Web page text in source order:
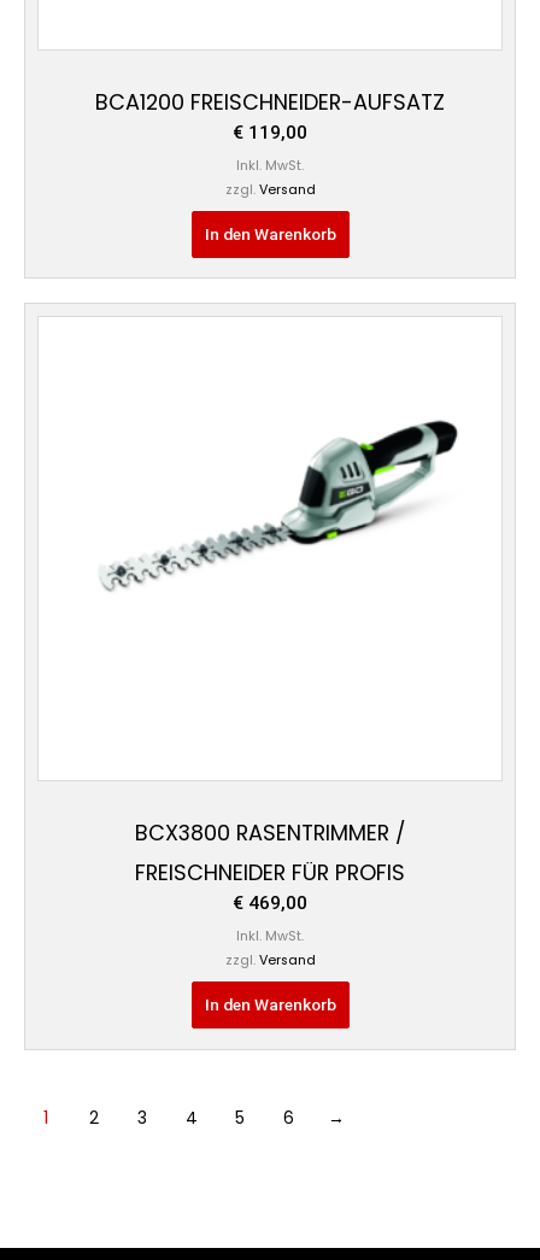
BCA1200 FREISCHNEIDER-AUFSATZ
€ 119,00
Inkl. MwSt.
zzgl. Versand
In den Warenkorb
BCX3800 RASENTRIMMER /
FREISCHNEIDER FÜR PROFIS
€ 469,00
Inkl. MwSt.
zzgl. Versand
In den Warenkorb
1 2 3 4 5 6 →